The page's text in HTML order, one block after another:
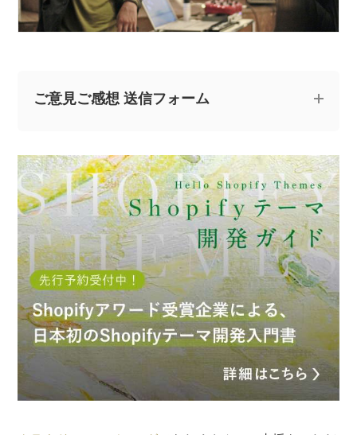
ご意見ご感想 送信フォーム
にお寄せください。
※なお、ご質問については回答できない場合と、当ブログ
の記事にて個人情報を伏せたうえで回答させていただく
場合がございます。あらかじめご了承ください。